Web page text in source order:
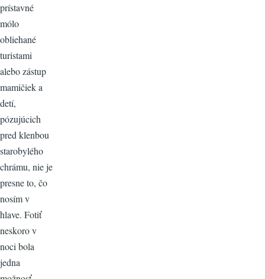
prístavné
mólo
obliehané
turistami
alebo zástup
mamičiek a
detí,
pózujúcich
pred klenbou
starobylého
chrámu, nie je
presne to, čo
nosím v
hlave. Fotiť
neskoro v
noci bola
jedna